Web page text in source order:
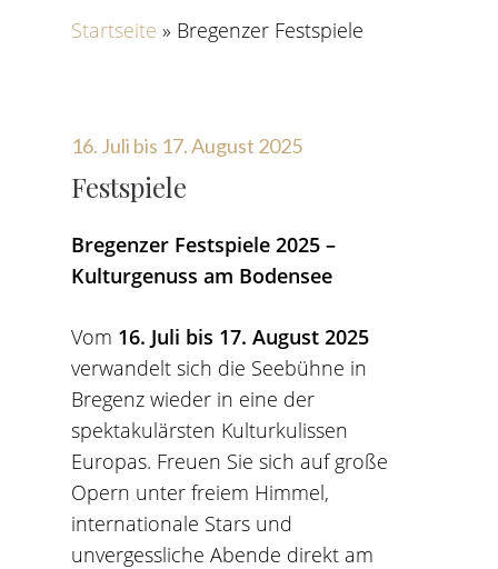
Startseite » Bregenzer Festspiele
16. Juli bis 17. August 2025
Festspiele
Bregenzer Festspiele 2025 –
Kulturgenuss am Bodensee
Vom 16. Juli bis 17. August 2025
verwandelt sich die Seebühne in
Bregenz wieder in eine der
spektakulärsten Kulturkulissen
Europas. Freuen Sie sich auf große
Opern unter freiem Himmel,
internationale Stars und
unvergessliche Abende direkt am